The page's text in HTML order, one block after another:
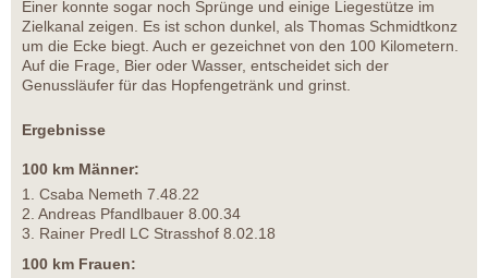
Einer konnte sogar noch Sprünge und einige Liegestütze im
Zielkanal zeigen. Es ist schon dunkel, als Thomas Schmidtkonz
um die Ecke biegt. Auch er gezeichnet von den 100 Kilometern.
Auf die Frage, Bier oder Wasser, entscheidet sich der
Genussläufer für das Hopfengetränk und grinst.
Ergebnisse
100 km Männer:
1. Csaba Nemeth 7.48.22
2. Andreas Pfandlbauer 8.00.34
3. Rainer Predl LC Strasshof 8.02.18
100 km Frauen: